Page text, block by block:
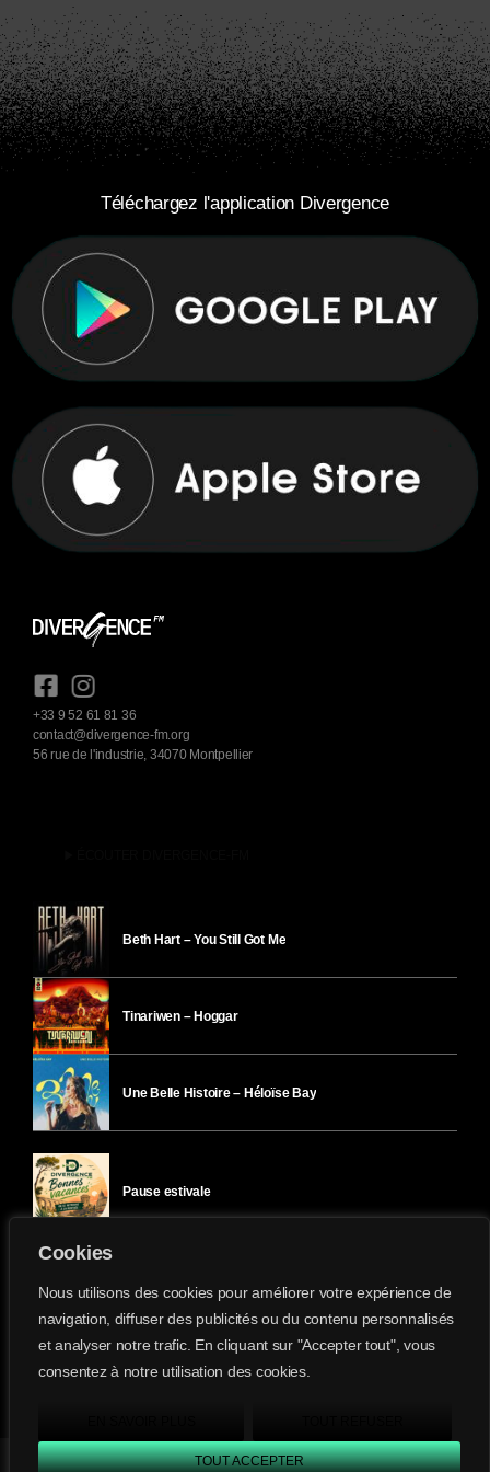
Cookies
Nous utilisons des cookies pour améliorer votre expérience de
navigation, diffuser des publicités ou du contenu personnalisés
et analyser notre trafic. En cliquant sur "Accepter tout", vous
consentez à notre utilisation des cookies.
TOUT ACCEPTER
Divergence FM
Téléchargez l'application Divergence
+33 9 52 61 81 36
contact@divergence-fm.org
56 rue de l'industrie, 34070 Montpellier
Beth Hart – You Still Got Me
Tinariwen – Hoggar
Une Belle Histoire – Héloïse Bay
Pause estivale
Ici l’Ombre – mardi 28 juillet